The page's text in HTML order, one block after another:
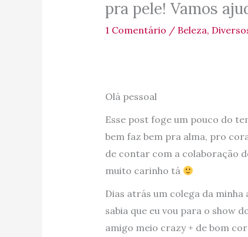
pra pele! Vamos
1 Comentário / Beleza,
Olá pessoal
Esse post foge um pouco do
bem faz bem pra alma, pro
de contar com a colaboração
muito carinho tá
Dias atrás um colega da minha
sabia que eu vou para o show
amigo meio crazy + de bom